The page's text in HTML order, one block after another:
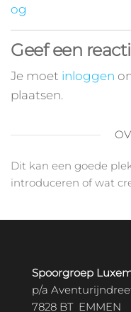
og
Geef een
Je moet inloggen
plaatsen.
Dit kan een goede
introduceren of wat
Spoorgroep
p/a
7828 BT EMMEN